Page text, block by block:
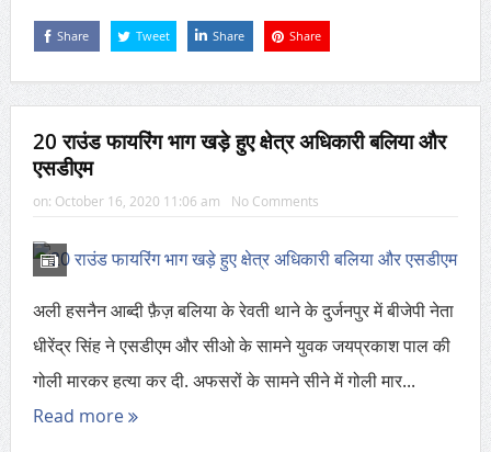
Share Tweet Share Share
20 राउंड फायरिंग भाग खड़े हुए क्षेत्र अधिकारी बलिया और
एसडीएम
on: October 16, 2020 11:06 am No Comments
अली हसनैन आब्दी फ़ैज़ बलिया के रेवती थाने के दुर्जनपुर में बीजेपी नेता
धीरेंद्र सिंह ने एसडीएम और सीओ के सामने युवक जयप्रकाश पाल की
गोली मारकर हत्या कर दी. अफसरों के सामने सीने में गोली मार...
Read more